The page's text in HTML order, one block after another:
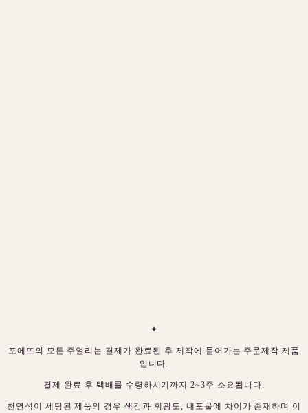
✦
포에뜨의 모든 주얼리는 결제가 완료된 후 제작에 들어가는 주문제작 제품
입니다.
결제 완료 후 택배를 수령하시기까지 2~3주 소요됩니다.
천연석이 세팅된 제품의 경우 색감과 휘광도, 내포물에 차이가 존재하며 이